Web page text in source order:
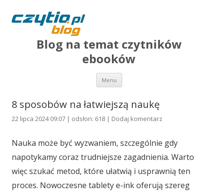
Blog na temat czytników
ebooków
Menu Przejdź do treści
8 sposobów na łatwiejszą naukę
22 lipca 2024 09:07 | odsłon: 618 | Dodaj komentarz
Nauka może być wyzwaniem, szczególnie gdy
napotykamy coraz trudniejsze zagadnienia. Warto
więc szukać metod, które ułatwią i usprawnią ten
proces. Nowoczesne tablety e-ink oferują szereg